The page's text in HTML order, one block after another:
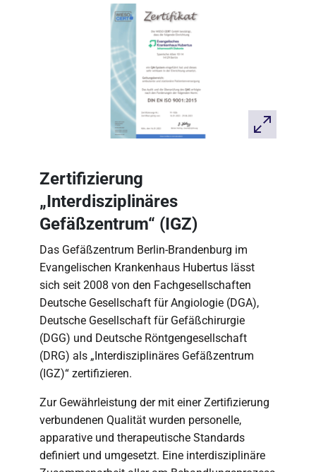
Zertifizierung
„Interdisziplinäres
Gefäßzentrum“ (IGZ)
Das Gefäßzentrum Berlin-Brandenburg im
Evangelischen Krankenhaus Hubertus lässt
sich seit 2008 von den Fachgesellschaften
Deutsche Gesellschaft für Angiologie (DGA),
Deutsche Gesellschaft für Gefäßchirurgie
(DGG) und Deutsche Röntgengesellschaft
(DRG) als „Interdisziplinäres Gefäßzentrum
(IGZ)“ zertifizieren.
Zur Gewährleistung der mit einer Zertifizierung
verbundenen Qualität wurden personelle,
apparative und therapeutische Standards
definiert und umgesetzt. Eine interdisziplinäre